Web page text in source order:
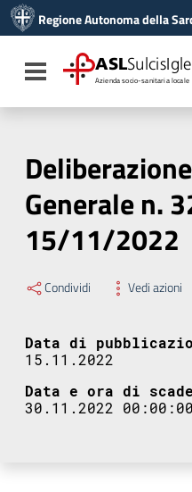
Vai al menu di navigazione
Vai al footer
Regione Autonoma della
Toggle navigation
ASL
Azienda socio-sanitaria locale
Generale n.
15/11/2022
Condividi Vedi azioni
Data di
15.11.2022
Data e ora di
30.11.2022 00:00:00